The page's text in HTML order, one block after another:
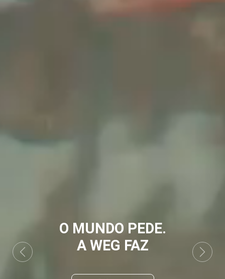
O MUNDO PEDE.
A WEG FAZ
Previous Next